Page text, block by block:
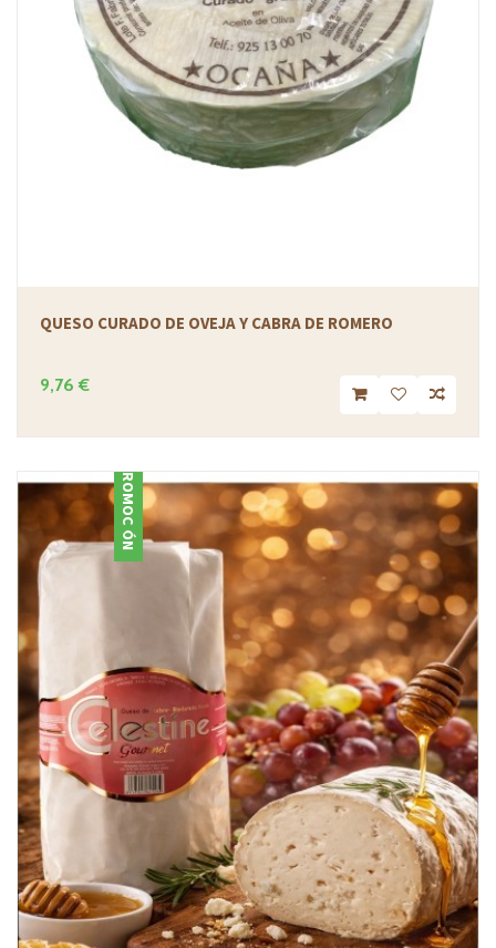
QUESO CURADO DE OVEJA Y CABRA DE ROMERO
9,76 €
PROMOCIÓN